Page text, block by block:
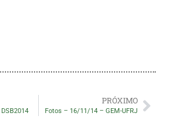
PRÓXIMO
Fotos – 16/11/14 – GEM-UFRJ